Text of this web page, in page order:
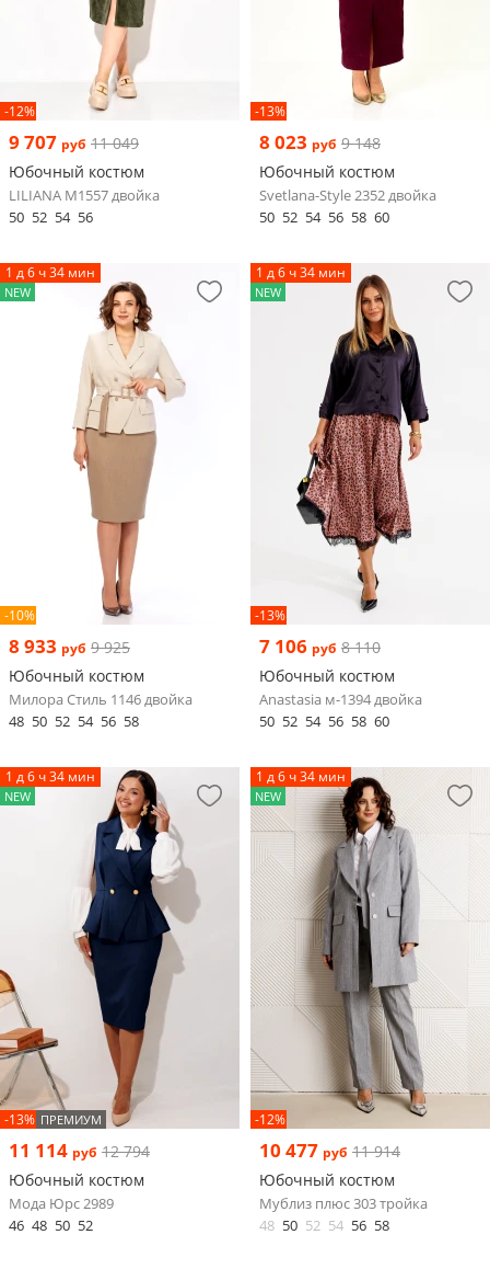
-12%
9 707 руб 11 049
Юбочный костюм
LILIANA М1557 двойка
50 52 54 56
-13%
8 023 руб 9 148
Юбочный костюм
Svetlana-Style 2352 двойка
50 52 54 56 58 60
1 д 6 ч 34 мин
NEW
-10%
8 933 руб 9 925
Юбочный костюм
Милора Стиль 1146 двойка
48 50 52 54 56 58
1 д 6 ч 34 мин
NEW
-13%
7 106 руб 8 110
Юбочный костюм
Anastasia м-1394 двойка
50 52 54 56 58 60
1 д 6 ч 34 мин
NEW
-13% ПРЕМИУМ
11 114 руб 12 794
Юбочный костюм
Мода Юрс 2989
46 48 50 52
1 д 6 ч 34 мин
NEW
-12%
10 477 руб 11 914
Юбочный костюм
Мублиз плюс 303 тройка
48 50 52 54 56 58